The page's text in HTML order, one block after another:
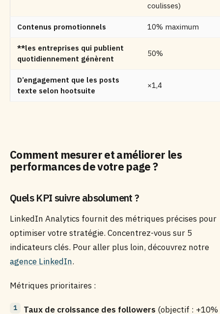
coulisses)
Contenus promotionnels 10% maximum
**les entreprises qui publient
quotidiennement génèrent
50%
D’engagement que les posts
texte selon hootsuite
×1,4
Comment mesurer et améliorer les
performances de votre page ?
Quels KPI suivre absolument ?
LinkedIn Analytics fournit des métriques précises pour
optimiser votre stratégie. Concentrez-vous sur 5
indicateurs clés. Pour aller plus loin, découvrez notre
agence LinkedIn.
Métriques prioritaires :
Taux de croissance des followers (objectif : +10%